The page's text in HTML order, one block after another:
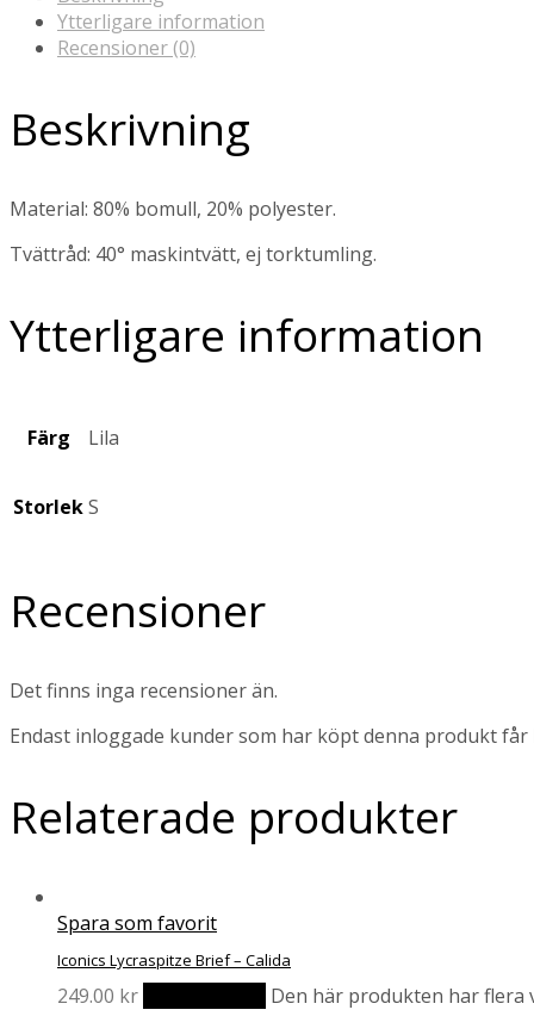
Ytterligare information
Recensioner (0)
Beskrivning
Material: 80% bomull, 20% polyester.
Tvättråd: 40° maskintvätt, ej torktumling.
Ytterligare information
Färg Lila
StorlekS
Recensioner
Det finns inga recensioner än.
Endast inloggade kunder som har köpt denna produkt får
Relaterade produkter
Spara som favorit
Iconics Lycraspitze Brief – Calida
249.00 kr Den här produkten har flera